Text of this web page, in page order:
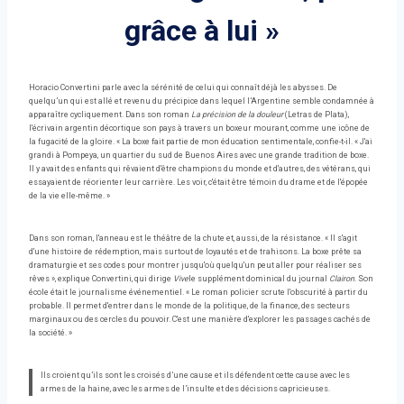
grâce à lui »
Horacio Convertini parle avec la sérénité de celui qui connaît déjà les abysses. De
quelqu’un qui est allé et revenu du précipice dans lequel l’Argentine semble condamnée à
apparaître cycliquement. Dans son roman La précision de la douleur(Letras de Plata),
l'écrivain argentin décortique son pays à travers un boxeur mourant, comme une icône de
la fugacité de la gloire. « La boxe fait partie de mon éducation sentimentale, confie-t-il. « J'ai
grandi à Pompeya, un quartier du sud de Buenos Aires avec une grande tradition de boxe.
Il y avait des enfants qui rêvaient d'être champions du monde et d'autres, des vétérans, qui
essayaient de réorienter leur carrière. Les voir, c'était être témoin du drame et de l'épopée
de la vie elle-même. »
Dans son roman, l'anneau est le théâtre de la chute et, aussi, de la résistance. « Il s'agit
d'une histoire de rédemption, mais surtout de loyautés et de trahisons. La boxe prête sa
dramaturgie et ses codes pour montrer jusqu'où quelqu'un peut aller pour réaliser ses
rêves », explique Convertini, qui dirige Vive le supplément dominical du journal Clairon. Son
école était le journalisme événementiel. « Le roman policier scrute l'obscurité à partir du
probable. Il permet d'entrer dans le monde de la politique, de la finance, des secteurs
marginaux ou des cercles du pouvoir. C'est une manière d'explorer les passages cachés de
la société. »
Ils croient qu’ils sont les croisés d’une cause et ils défendent cette cause avec les
armes de la haine, avec les armes de l’insulte et des décisions capricieuses.